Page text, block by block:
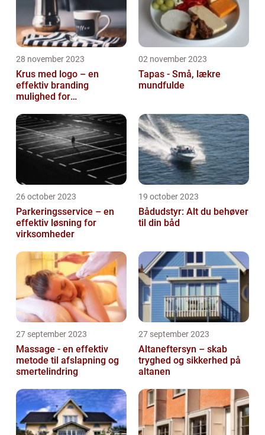
28 november 2023
Krus med logo – en
effektiv branding
mulighed for
02 november 2023
Tapas - Små, lækre
mundfulde
26 october 2023
Parkeringsservice – en
effektiv løsning for
virksomheder
19 october 2023
Bådudstyr: Alt du behøver
til din båd
27 september 2023
Massage - en effektiv
metode til afslapning og
smertelindring
27 september 2023
Altaneftersyn – skab
tryghed og sikkerhed på
altanen